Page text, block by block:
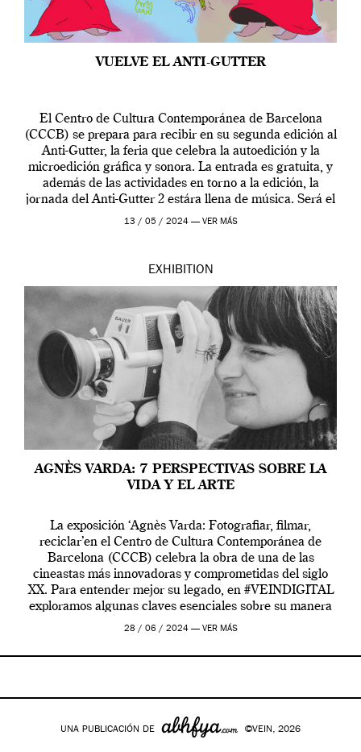
VUELVE EL ANTI-GUTTER
El Centro de Cultura Contemporánea de Barcelona
(CCCB) se prepara para recibir en su segunda edición al
Anti-Gutter, la feria que celebra la autoedición y la
microedición gráfica y sonora. La entrada es gratuita, y
además de las actividades en torno a la edición, la
jornada del Anti-Gutter 2 estára llena de música. Será el
[…]
13 / 05 / 2024 — VER MÁS
EXHIBITION
AGNÈS VARDA: 7 PERSPECTIVAS SOBRE LA
VIDA Y EL ARTE
La exposición ‘Agnès Varda: Fotografiar, filmar,
reciclar’en el Centro de Cultura Contemporánea de
Barcelona (CCCB) celebra la obra de una de las
cineastas más innovadoras y comprometidas del siglo
XX. Para entender mejor su legado, en #VEINDIGITAL
exploramos algunas claves esenciales sobre su manera
de entender la vida, el cine y el arte contemporáneo.
28 / 06 / 2024 — VER MÁS
UNA PUBLICACIÓN DE ©VEIN, 2026